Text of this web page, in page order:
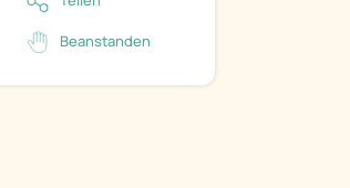
Beanstanden